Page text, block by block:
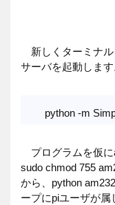
新しくターミナル
サーバを起動します
python -m
プログラムを仮に
sudo chmod 755
から、python
ープにpiユーザが属